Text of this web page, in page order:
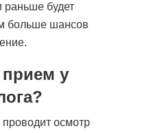
раньше будет
больше шансов
прием у
осмотр